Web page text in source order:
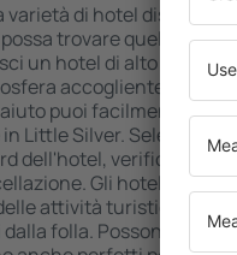
varietà di hotel disponibili
trovare quello più
un hotel di alto livello
accogliente e una
puoi facilmente
Little Silver. Seleziona
dell'hotel, verifica le
Gli hotel in
attività turistiche
folla. Possono